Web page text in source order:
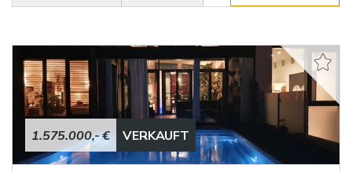
1.575.000,- € VERKAUFT